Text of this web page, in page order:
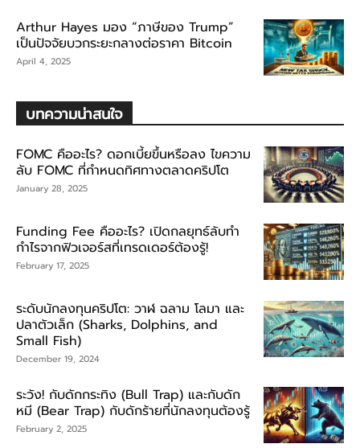
Arthur Hayes มอง “ภาษีของ Trump”
เป็นปัจจัยบวกระยะกลางต่อราคา Bitcoin
April 4, 2025
บทความน่าสนใจ
FOMC คืออะไร? ดอกเบี้ยขึ้นหรือลง ไขความ
ลับ FOMC ที่กำหนดทิศทางตลาดคริปโต
January 28, 2025
Funding Fee คืออะไร? เปิดกลยุทธ์ลับทำ
กำไรจากฟิวเจอร์สที่เทรดเดอร์ต้องรู้!
February 17, 2025
ระดับนักลงทุนคริปโต: วาฬ ฉลาม โลมา และ
ปลาตัวเล็ก (Sharks, Dolphins, and
Small Fish)
December 19, 2024
ระวัง! กับดักกระทิง (Bull Trap) และกับดัก
หมี (Bear Trap) กับดักร้ายที่นักลงทุนต้องรู้
February 2, 2025